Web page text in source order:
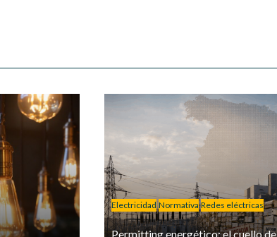
Electricidad Normativa Redes eléctricas
Permitting energético: el cuello de